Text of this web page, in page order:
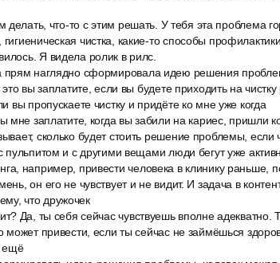
делать, что-то с этим решать. У тебя эта проблема
чистка, какие-то способы
Я видела ролик в рилс.
прям наглядно сформировала идею решения
вы заплатите, если вы будете приходить на
вы пропускаете чистку и придёте ко мне уже когда
мне заплатите, когда вы забили на кариес, пришли
сколько будет стоить решение проблемы, если
пульпитом и с другими вещами люди бегут уже
например, привести человека в клинику раньше,
он его не чувствует и не видит. И задача в
что дружочек
Да, ты себя сейчас чувствуешь вполне адекватно.
может привести, если ты сейчас не займёшься
ещё